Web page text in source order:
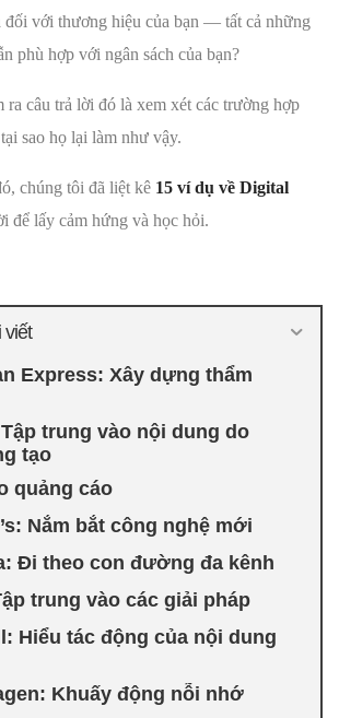
đối với thương hiệu của bạn — tất cả những
phù hợp với ngân sách của bạn?
ra câu trả lời đó là xem xét các trường hợp
sao họ lại làm như vậy.
chúng tôi đã liệt kê 15 ví dụ về Digital
để lấy cảm hứng và học hỏi.
viết
Express: Xây dựng thẩm
trung vào nội dung do
tạo
quảng cáo
Nắm bắt công nghệ mới
Đi theo con đường đa kênh
trung vào các giải pháp
Hiểu tác động của nội dung
Khuấy động nỗi nhớ